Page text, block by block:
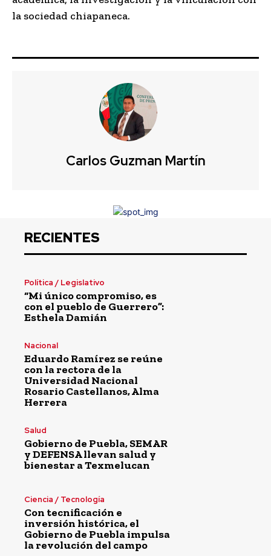
la sociedad chiapaneca.
Carlos Guzman Martín
RECIENTES
Política / Legislativo
“Mi único compromiso, es
con el pueblo de Guerrero”:
Esthela Damián
Nacional
Eduardo Ramírez se reúne
con la rectora de la
Universidad Nacional
Rosario Castellanos, Alma
Herrera
Salud
Gobierno de Puebla, SEMAR
y DEFENSA llevan salud y
bienestar a Texmelucan
Ciencia / Tecnología
Con tecnificación e
inversión histórica, el
Gobierno de Puebla impulsa
la revolución del campo